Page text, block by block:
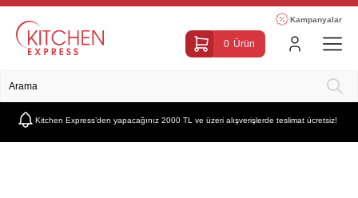
Kampanyalar
0 Ürün
Kitchen Express’den yapacağınız 2000 TL ve üzeri alışverişlerde teslimat ücretsiz!